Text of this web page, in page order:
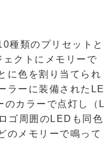
種類のプリセットと
クトにメモリーで
に色を割り当てられ
ラーに装備されたLE
のカラーで点灯し（L
ゴ周囲のLEDも同色
のメモリーで鳴って